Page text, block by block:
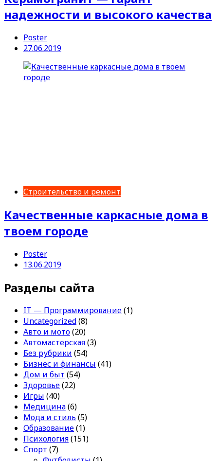
надежности и высокого качества
Poster
27.06.2019
Строительство и ремонт
Качественные каркасные дома в
твоем городе
Poster
13.06.2019
Разделы сайта
IT — Программирование(1)
Uncategorized(8)
Авто и мото(20)
Автомастерская(3)
Без рубрики (54)
Бизнес и финансы (41)
Дом и быт (54)
Здоровье(22)
Игры (40)
Медицина(6)
Мода и стиль (5)
Образование(1)
Психология(151)
Спорт (7)